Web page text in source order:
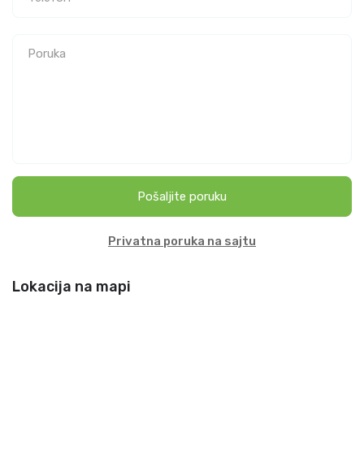
Pošaljite poruku
Privatna poruka na sajtu
Lokacija na mapi